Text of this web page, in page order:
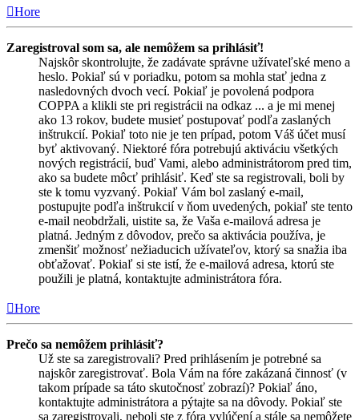
Hore
Zaregistroval som sa, ale nemôžem sa prihlásiť!
Najskôr skontrolujte, že zadávate správne užívateľské meno a
heslo. Pokiaľ sú v poriadku, potom sa mohla stať jedna z
nasledovných dvoch vecí. Pokiaľ je povolená podpora
COPPA a klikli ste pri registrácii na odkaz ... a je mi menej
ako 13 rokov, budete musieť postupovať podľa zaslaných
inštrukcií. Pokiaľ toto nie je ten prípad, potom Váš účet musí
byť aktivovaný. Niektoré fóra potrebujú aktiváciu všetkých
nových registrácií, buď Vami, alebo administrátorom pred tim,
ako sa budete môcť prihlásiť. Keď ste sa registrovali, boli by
ste k tomu vyzvaný. Pokiaľ Vám bol zaslaný e-mail,
postupujte podľa inštrukcií v ňom uvedených, pokiaľ ste tento
e-mail neobdržali, uistite sa, že Vaša e-mailová adresa je
platná. Jedným z dôvodov, prečo sa aktivácia používa, je
zmenšiť možnosť nežiaducich užívateľov, ktorý sa snažia iba
obťažovať. Pokiaľ si ste istí, že e-mailová adresa, ktorú ste
použili je platná, kontaktujte administrátora fóra.
Hore
Prečo sa nemôžem prihlásiť?
Už ste sa zaregistrovali? Pred prihlásením je potrebné sa
najskôr zaregistrovať. Bola Vám na fóre zakázaná činnosť (v
takom prípade sa táto skutočnosť zobrazí)? Pokiaľ áno,
kontaktujte administrátora a pýtajte sa na dôvody. Pokiaľ ste
sa zaregistrovali, neboli ste z fóra vylúčení a stále sa nemôžete